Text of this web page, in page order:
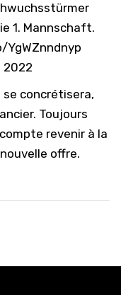
1. Mannschaft.
2022
concrétisera,
Toujours
revenir à la
offre.